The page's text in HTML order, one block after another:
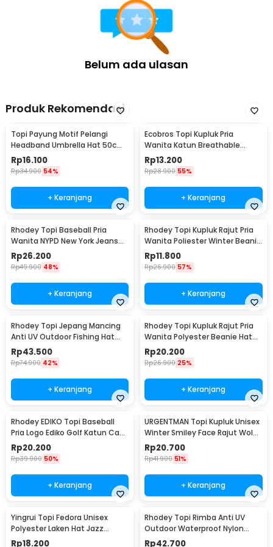
Belum ada ulasan
Produk Rekomendasi
Topi Payung Motif Pelangi
Headband Umbrella Hat 50cm
- W655
Rp16.100
Rp34.900 54%
+ Keranjang
Ecobros Topi Kupluk Pria
Wanita Katun Breathable
Winter Beanie Hat - EC001
Rp13.200
Rp28.900 55%
+ Keranjang
Rhodey Topi Baseball Pria
Wanita NYPD New York Jeans
Polyester Cap - S8R
Rp26.200
Rp49.900 48%
+ Keranjang
Rhodey Topi Kupluk Rajut Pria
Wanita Poliester Winter Beanie
Hat - R54
Rp11.800
Rp26.900 57%
+ Keranjang
Rhodey Topi Jepang Mancing
Anti UV Outdoor Fishing Hat
Nylon - MH011
Rp43.500
Rp74.900 42%
+ Keranjang
Rhodey Topi Kupluk Rajut Pria
Wanita Polyester Beanie Hat
Winter - EC002
Rp20.200
Rp26.900 25%
+ Keranjang
Rhodey EDIKO Topi Baseball
Pria Logo Ediko Golf Katun Cap
Long Visor - RB68
Rp20.200
Rp39.900 50%
+ Keranjang
URGENTMAN Topi Kupluk Unisex
Winter Smiley Face Rajut Wol
Beanie Hat - NM-DS01
Rp20.700
Rp41.900 51%
+ Keranjang
Yingrui Topi Fedora Unisex
Polyester Laken Hat Jazz
Classic Vintage - M-58
Rp18.200
Rhodey Topi Rimba Anti UV
Outdoor Waterproof Nylon
Boonie Hat - AFS5
Rp42.700